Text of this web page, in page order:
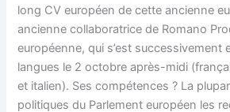
long CV européen de cette ancienne
ancienne collaboratrice de Romano
européenne, qui s’est successivement
langues le 2 octobre après-midi
et italien). Ses compétences ? La
politiques du Parlement européen les